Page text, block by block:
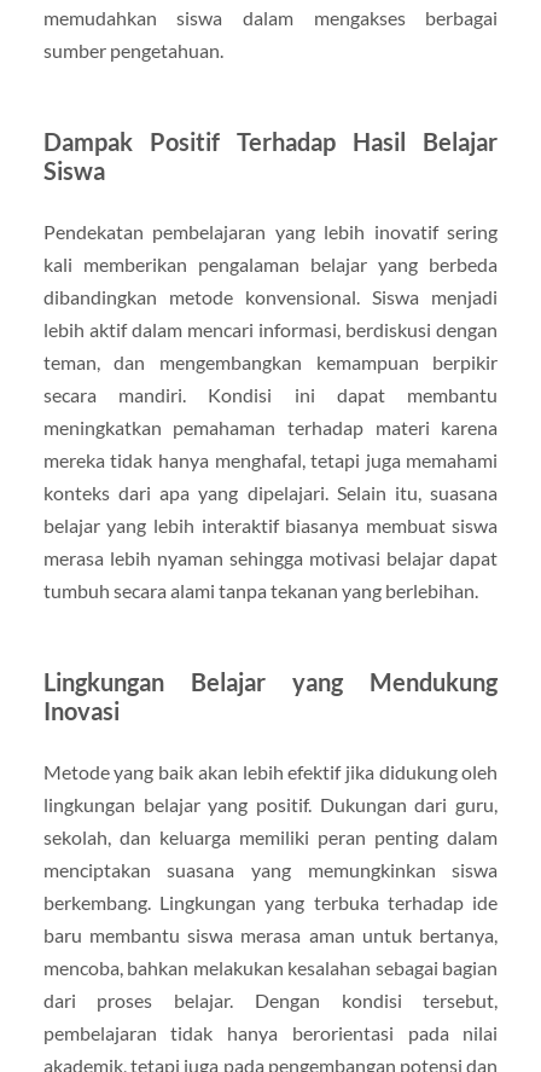
memudahkan siswa dalam mengakses berbagai
sumber pengetahuan.
Dampak Positif Terhadap Hasil Belajar
Siswa
Pendekatan pembelajaran yang lebih inovatif sering
kali memberikan pengalaman belajar yang berbeda
dibandingkan metode konvensional. Siswa menjadi
lebih aktif dalam mencari informasi, berdiskusi dengan
teman, dan mengembangkan kemampuan berpikir
secara mandiri. Kondisi ini dapat membantu
meningkatkan pemahaman terhadap materi karena
mereka tidak hanya menghafal, tetapi juga memahami
konteks dari apa yang dipelajari. Selain itu, suasana
belajar yang lebih interaktif biasanya membuat siswa
merasa lebih nyaman sehingga motivasi belajar dapat
tumbuh secara alami tanpa tekanan yang berlebihan.
Lingkungan Belajar yang Mendukung
Inovasi
Metode yang baik akan lebih efektif jika didukung oleh
lingkungan belajar yang positif. Dukungan dari guru,
sekolah, dan keluarga memiliki peran penting dalam
menciptakan suasana yang memungkinkan siswa
berkembang. Lingkungan yang terbuka terhadap ide
baru membantu siswa merasa aman untuk bertanya,
mencoba, bahkan melakukan kesalahan sebagai bagian
dari proses belajar. Dengan kondisi tersebut,
pembelajaran tidak hanya berorientasi pada nilai
akademik, tetapi juga pada pengembangan potensi dan